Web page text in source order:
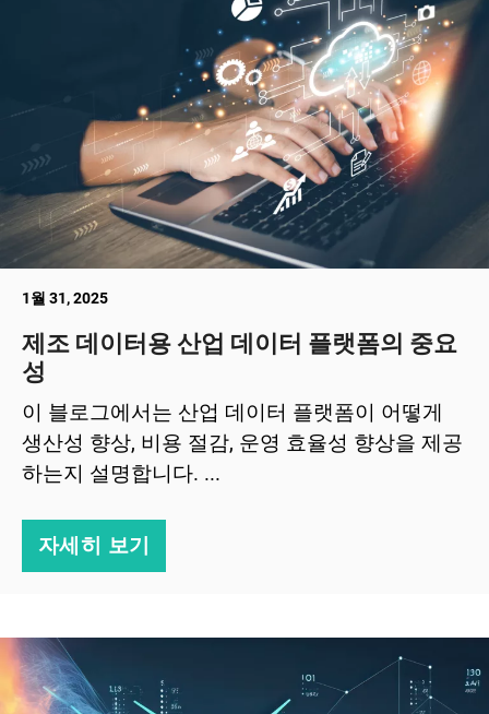
1월 31, 2025
제조 데이터용 산업 데이터 플랫폼의 중요
성
이 블로그에서는 산업 데이터 플랫폼이 어떻게
생산성 향상, 비용 절감, 운영 효율성 향상을 제공
하는지 설명합니다. ...
자세히 보기